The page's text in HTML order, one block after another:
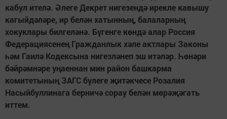
кабул ителә. Әлеге Декрет нигезендә ирекле кавышу
кагыйдәләре, ир белән хатынның, балаларның
хокуклары билгеләнә. Бүгенге көндә алар Россия
Федерациясенең Гражданлык хәле актлары Законы
һәм Гаилә Кодексына нигезләнеп эш итәләр. Һөнәри
бәйрәмнәре уңаеннан мин район башкарма
комитетының ЗАГС бүлеге җитәкчесе Розалия
Насыйбуллинага берничә сорау белән мөрәҗәгать
иттем.